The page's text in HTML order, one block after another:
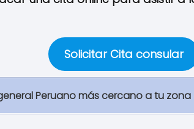
Solicitar Cita consular
Peruano más cercano a tu zona